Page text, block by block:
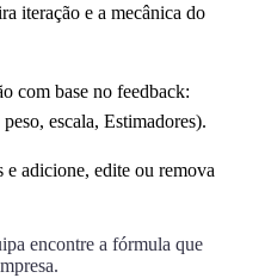
iteração e a mecânica do
com base no feedback:
escala, Estimadores).
e adicione, edite ou remova
encontre a fórmula que